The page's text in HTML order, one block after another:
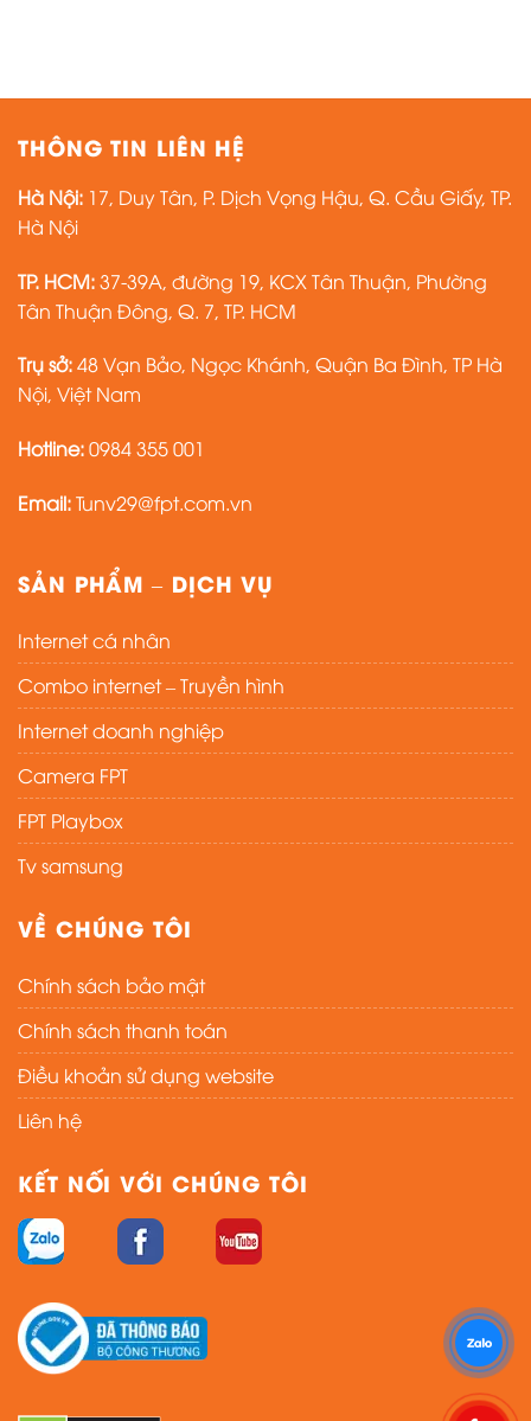
THÔNG TIN LIÊN HỆ
Hà Nội: 17, Duy Tân, P. Dịch Vọng Hậu, Q. Cầu Giấy, TP.
Hà Nội
TP. HCM:37-39A, đường 19, KCX Tân Thuận, Phường
Tân Thuận Đông, Q. 7, TP. HCM
Trụ sở:48 Vạn Bảo, Ngọc Khánh, Quận Ba Đình, TP Hà
Nội, Việt Nam
Hotline:0984 355 001
Email:Tunv29@fpt.com.vn
SẢN PHẨM – DỊCH VỤ
Internet cá nhân
Combo internet – Truyền hình
Internet doanh nghiệp
Camera FPT
FPT Playbox
Tv samsung
VỀ CHÚNG TÔI
Chính sách bảo mật
Chính sách thanh toán
Điều khoản sử dụng website
Liên hệ
KẾT NỐI VỚI CHÚNG TÔI